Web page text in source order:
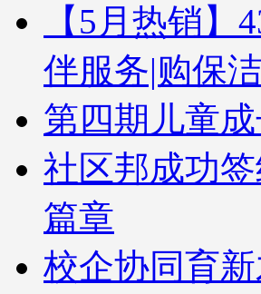
【5月热销
伴服务|购保
第四期儿童
社区邦成功
篇章
校企协同育